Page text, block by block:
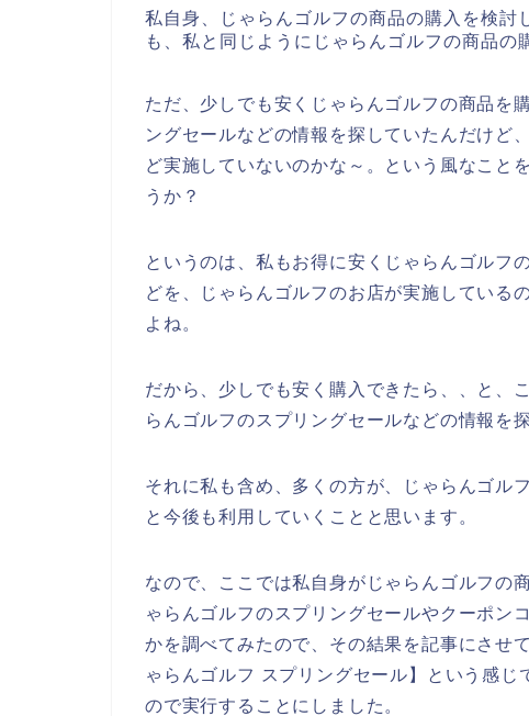
私自身、じゃらんゴルフの商品の購入を検
も、私と同じようにじゃらんゴルフの商品の
ただ、少しでも安くじゃらんゴルフの商品を
ングセールなどの情報を探していたんだけど
ど実施していないのかな～。という風なこと
うか？
というのは、私もお得に安くじゃらんゴルフ
どを、じゃらんゴルフのお店が実施している
よね。
だから、少しでも安く購入できたら、、と、
らんゴルフのスプリングセールなどの情報を
それに私も含め、多くの方が、じゃらんゴ
と今後も利用していくことと思います。
なので、ここでは私自身がじゃらんゴルフの
ゃらんゴルフのスプリングセールやクーポン
かを調べてみたので、その結果を記事にさせ
ゃらんゴルフ スプリングセール】という感
ので実行することにしました。